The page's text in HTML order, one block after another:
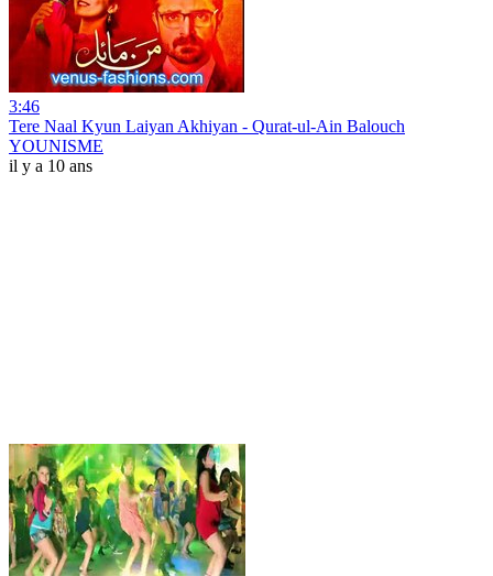
3:46
Tere Naal Kyun Laiyan Akhiyan - Qurat-ul-Ain Balouch
YOUNISME
il y a 10 ans